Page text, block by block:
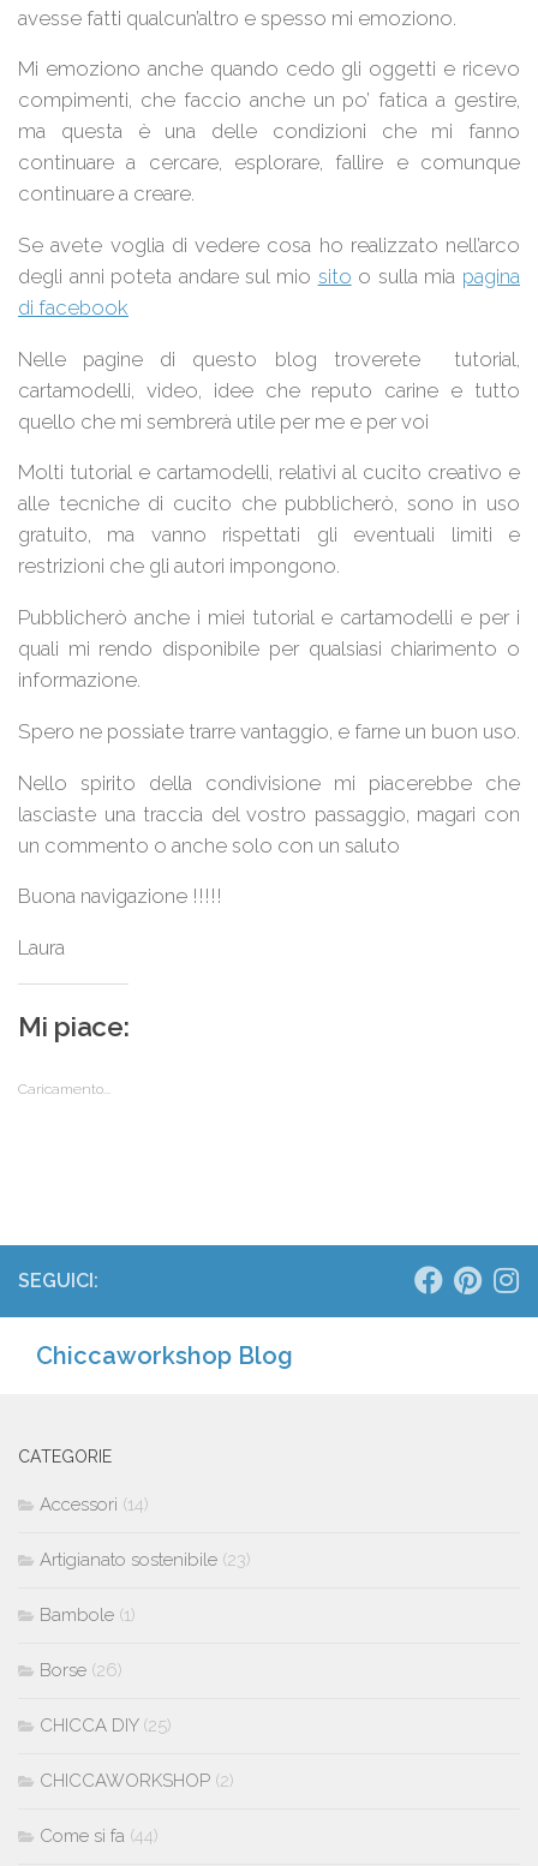
avesse fatti qualcun’altro e spesso mi emoziono.
Mi emoziono anche quando cedo gli oggetti e ricevo
compimenti, che faccio anche un po’ fatica a gestire,
ma questa è una delle condizioni che mi fanno
continuare a cercare, esplorare, fallire e comunque
continuare a creare.
Se avete voglia di vedere cosa ho realizzato nell’arco
degli anni poteta andare sul mio sito o sulla mia pagina
di facebook
Nelle pagine di questo blog troverete tutorial,
cartamodelli, video, idee che reputo carine e tutto
quello che mi sembrerà utile per me e per voi
Molti tutorial e cartamodelli, relativi al cucito creativo e
alle tecniche di cucito che pubblicherò, sono in uso
gratuito, ma vanno rispettati gli eventuali limiti e
restrizioni che gli autori impongono.
Pubblicherò anche i miei tutorial e cartamodelli e per i
quali mi rendo disponibile per qualsiasi chiarimento o
informazione.
Spero ne possiate trarre vantaggio, e farne un buon uso.
Nello spirito della condivisione mi piacerebbe che
lasciaste una traccia del vostro passaggio, magari con
un commento o anche solo con un saluto
Buona navigazione !!!!!
Laura
Mi piace:
Caricamento...
SEGUICI:
Chiccaworkshop Blog
CATEGORIE
Accessori (14)
Artigianato sostenibile (23)
Bambole (1)
Borse (26)
CHICCA DIY(25)
CHICCAWORKSHOP (2)
Come si fa (44)